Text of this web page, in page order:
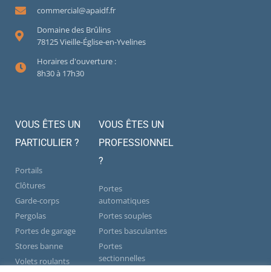
commercial@apaidf.fr
Domaine des Brûlins
78125 Vieille-Église-en-Yvelines
Horaires d'ouverture :
8h30 à 17h30
VOUS ÊTES UN
PARTICULIER ?
Portails
Clôtures
Garde-corps
Pergolas
Portes de garage
Stores banne
Volets roulants
VOUS ÊTES UN
PROFESSIONNEL
?
Portes
automatiques
Portes souples
Portes basculantes
Portes
sectionnelles